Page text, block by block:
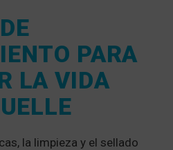
PARA
LA VIDA
la limpieza y el sellado